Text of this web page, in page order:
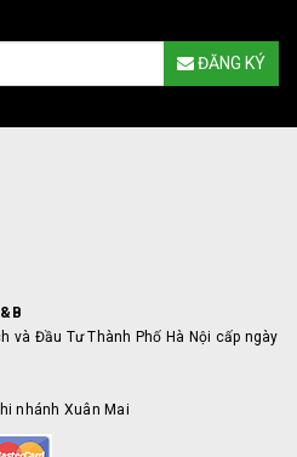
ĐĂNG KÝ
và Đầu Tư Thành Phố Hà Nội cấp ngày
nhánh Xuân Mai